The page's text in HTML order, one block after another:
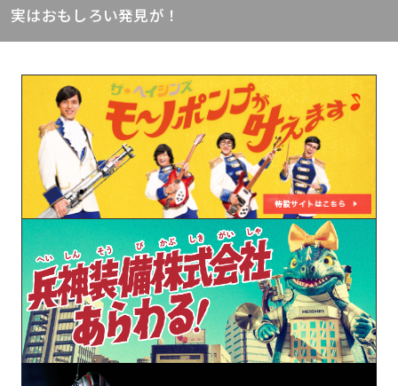
実はおもしろい発見が！